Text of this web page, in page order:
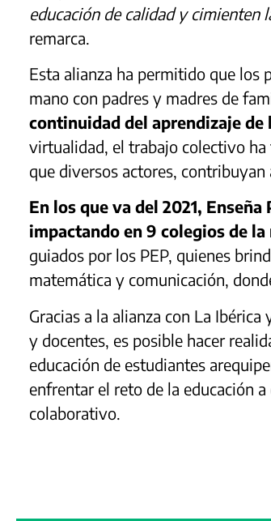
educación de calidad y cimienten
remarca.
Esta alianza ha permitido que los
mano con padres y madres de
continuidad del aprendizaje
virtualidad, el trabajo colectivo
que diversos actores, contribuyan
En los que va del 2021,
impactando en 9 colegios de
guiados por los PEP, quienes
matemática y comunicación,
Gracias a la alianza con La
y docentes, es posible hacer
educación de estudiantes
enfrentar el reto de la educación
colaborativo.